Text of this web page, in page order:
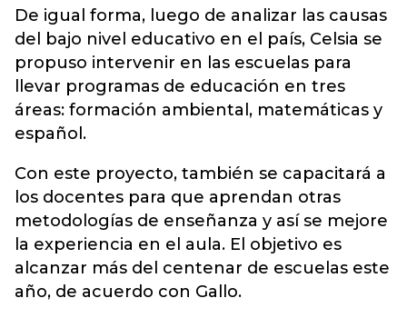
De igual forma, luego de analizar las causas
del bajo nivel educativo en el país, Celsia se
propuso intervenir en las escuelas para
llevar programas de educación en tres
áreas: formación ambiental, matemáticas y
español.
Con este proyecto, también se capacitará a
los docentes para que aprendan otras
metodologías de enseñanza y así se mejore
la experiencia en el aula. El objetivo es
alcanzar más del centenar de escuelas este
año, de acuerdo con Gallo.